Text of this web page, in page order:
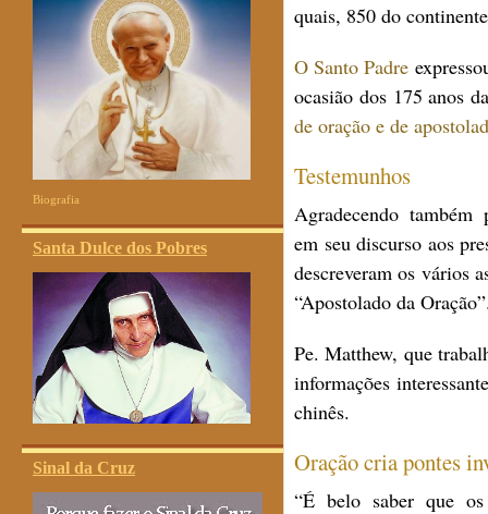
Biografia
Santa Dulce dos Pobres
Sinal da Cruz
quais, 850 do
O Santo Padre
ocasião dos 175 anos
de oração e de
Testemunhos
Agradecendo também
em seu discurso aos
descreveram os vários
“Apostolado da
Pe. Matthew, que
informações
chinês.
Oração cria pontes
“É belo saber que